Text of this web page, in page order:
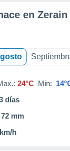
en Zerain
24°C Min:
días
72 mm
h